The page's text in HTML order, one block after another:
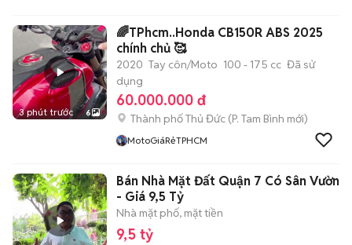
3 phút trước 6
🌈TPhcm..Honda CB150R ABS 2025
chính chủ 🥰
2020 Tay côn/Moto 100 - 175 cc Đã sử
dụng
60.000.000 đ
Thành phố Thủ Đức (P. Tam Bình mới)
MotoGiáRẻTPHCM
Bán Nhà Mặt Đất Quận 7 Có Sân Vườn
- Giá 9,5 Tỷ
Nhà mặt phố, mặt tiền
9,5 tỷ